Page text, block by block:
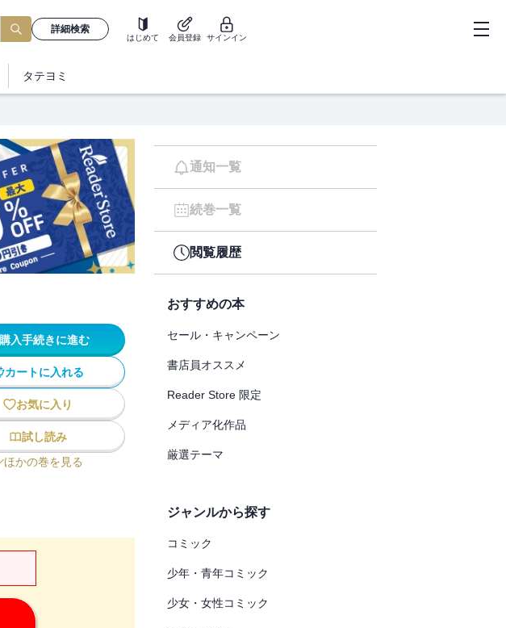
詳細検索
はじめて 会員登録 サインイン
タテヨミ
購入手続きに進む
カートに入れる
お気に入り
試し読み
ほかの巻を見る
通知一覧
続巻一覧
閲覧履歴
おすすめの本
セール・キャンペーン
書店員オススメ
Reader Store 限定
メディア化作品
厳選テーマ
ジャンルから探す
コミック
少年・青年コミック
少女・女性コミック